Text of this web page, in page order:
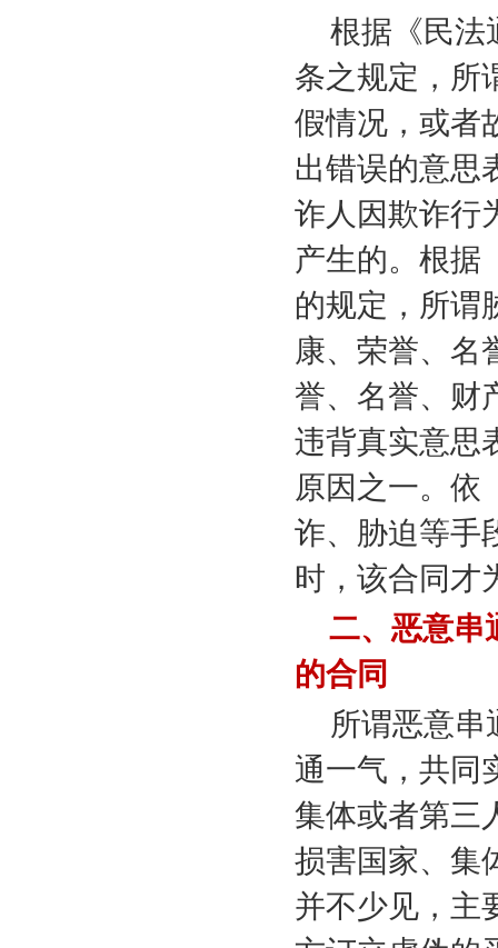
根据《民法
条之规定，所
假情况，或者
出错误的意思
诈人因欺诈行
产生的。根据
的规定，所谓
康、荣誉、名
誉、名誉、财
违背真实意思
原因之一。依
诈、胁迫等手
时，该合同才
二、恶意串
的合同
所谓恶意串
通一气，共同
集体或者第三
损害国家、集
并不少见，主